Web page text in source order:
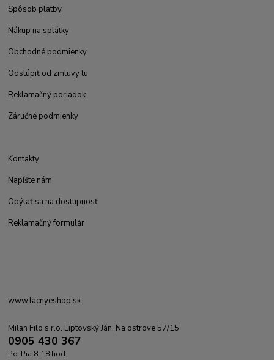
Spôsob platby
Nákup na splátky
Obchodné podmienky
Odstúpiť od zmluvy tu
Reklamačný poriadok
Záručné podmienky
Kontakty
Napíšte nám
Opýtať sa na dostupnosť
Reklamačný formulár
www.lacnyeshop.sk
Milan Filo s.r.o. Liptovský Ján, Na ostrove 57/15
0905 430 367
Po-Pia 8-18 hod.